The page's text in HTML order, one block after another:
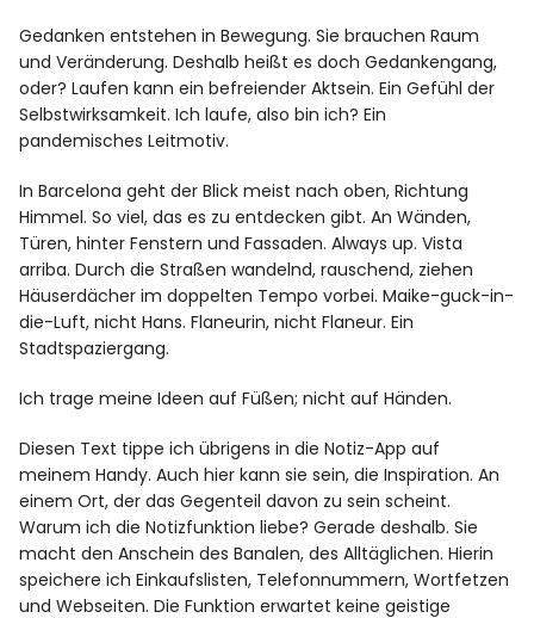
Gedanken entstehen in Bewegung. Sie brauchen Raum
und Veränderung. Deshalb heißt es doch Gedankengang,
oder? Laufen kann ein befreiender Aktsein. Ein Gefühl der
Selbstwirksamkeit. Ich laufe, also bin ich? Ein
pandemisches Leitmotiv.
In Barcelona geht der Blick meist nach oben, Richtung
Himmel. So viel, das es zu entdecken gibt. An Wänden,
Türen, hinter Fenstern und Fassaden. Always up. Vista
arriba. Durch die Straßen wandelnd, rauschend, ziehen
Häuserdächer im doppelten Tempo vorbei. Maike-guck-in-
die-Luft, nicht Hans. Flaneurin, nicht Flaneur. Ein
Stadtspaziergang.
Ich trage meine Ideen auf Füßen; nicht auf Händen.
Diesen Text tippe ich übrigens in die Notiz-App auf
meinem Handy. Auch hier kann sie sein, die Inspiration. An
einem Ort, der das Gegenteil davon zu sein scheint.
Warum ich die Notizfunktion liebe? Gerade deshalb. Sie
macht den Anschein des Banalen, des Alltäglichen. Hierin
speichere ich Einkaufslisten, Telefonnummern, Wortfetzen
und Webseiten. Die Funktion erwartet keine geistige